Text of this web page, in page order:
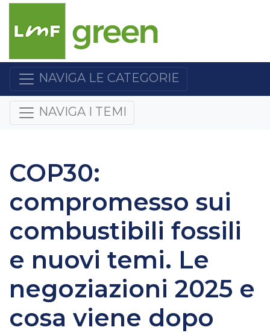
NAVIGA LE CATEGORIE
NAVIGA I TEMI
COP30:
compromesso sui
combustibili fossili
e nuovi temi. Le
negoziazioni 2025 e
cosa viene dopo